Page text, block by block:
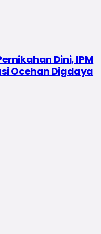
Dini, IPM
Ocehan Digdaya